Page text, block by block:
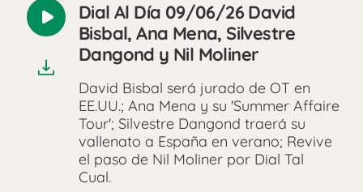
Reproducir
audio
Dial Al Día 09/06/26 David
Bisbal, Ana Mena, Silvestre
Dangond y Nil Moliner
David Bisbal será jurado de OT en
EE.UU.; Ana Mena y su 'Summer Affaire
Tour'; Silvestre Dangond traerá su
vallenato a España en verano; Revive
el paso de Nil Moliner por Dial Tal
Cual.